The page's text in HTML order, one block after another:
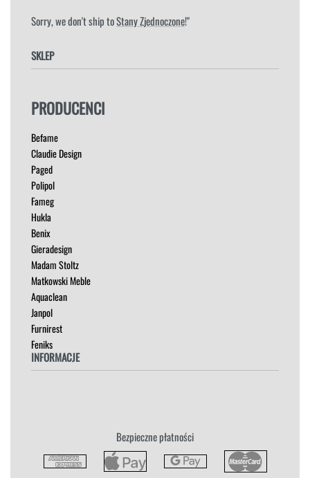
Sorry, we don't ship toStany Zjednoczone!"
SKLEP
HOKERY
ŁÓŻKA
MEBLE RTV
NAROŻNIKI
OUTLET
PUFY
SOFY
STOLIKI
STOŁY
SZAFKI I KOMODY
PRODUCENCI
Befame
Claudie Design
Paged
Polipol
Fameg
Hukla
Benix
Gieradesign
Madam Stoltz
Matkowski Meble
Aquaclean
Janpol
Furnirest
Feniks
INFORMACJE
Płatność i Dostawa
Bezpieczne płatności